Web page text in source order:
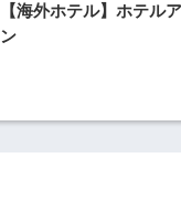
【海外ホテル】ホテル
ン